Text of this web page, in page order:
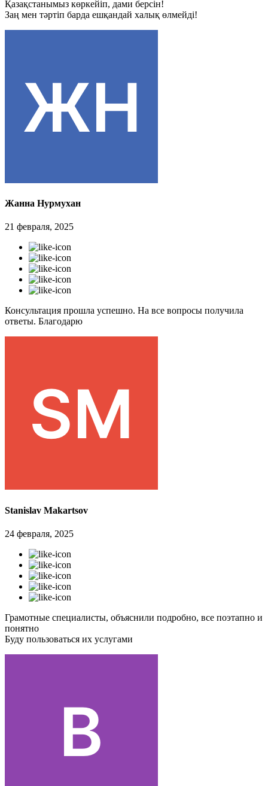
Қазақстанымыз көркейіп, дами берсін!
Заң мен тәртіп барда ешқандай халық өлмейді!
Жанна Нурмухан
21 февраля, 2025
Консультация прошла успешно. На все вопросы получила
ответы. Благодарю
Stanislav Makartsov
24 февраля, 2025
Грамотные специалисты, объяснили подробно, все поэтапно и
понятно
Буду пользоваться их услугами